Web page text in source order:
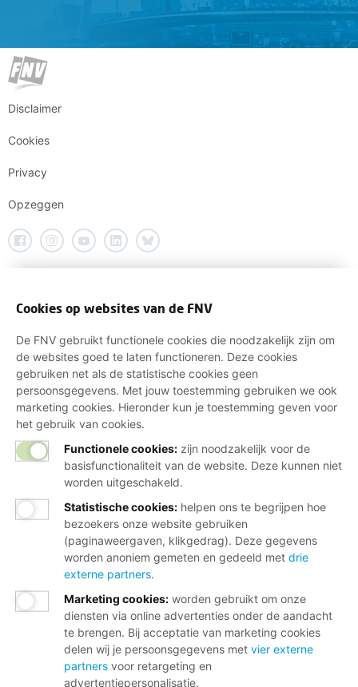
Disclaimer
Cookies
Privacy
Opzeggen
Cookies op websites van de FNV
De FNV gebruikt functionele cookies die noodzakelijk zijn om
de websites goed te laten functioneren. Deze cookies
gebruiken net als de statistische cookies geen
persoonsgegevens. Met jouw toestemming gebruiken we ook
marketing cookies. Hieronder kun je toestemming geven voor
het gebruik van cookies.
Functionele cookies: zijn noodzakelijk voor de
basisfunctionaliteit van de website. Deze kunnen niet
worden uitgeschakeld.
Statistische cookies: helpen ons te begrijpen hoe
bezoekers onze website gebruiken
(paginaweergaven, klikgedrag). Deze gegevens
worden anoniem gemeten en gedeeld met drie
externe partners.
Marketing cookies: worden gebruikt om onze
diensten via online advertenties onder de aandacht
te brengen. Bij acceptatie van marketing cookies
delen wij je persoonsgegevens met vier externe
partners voor retargeting en
advertentiepersonalisatie.